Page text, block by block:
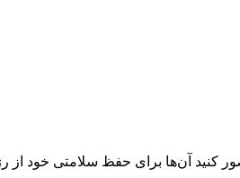
کنید آن‌ها برای حفظ سلامتی خود